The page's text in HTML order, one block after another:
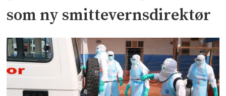
som ny smittevernsdirektør